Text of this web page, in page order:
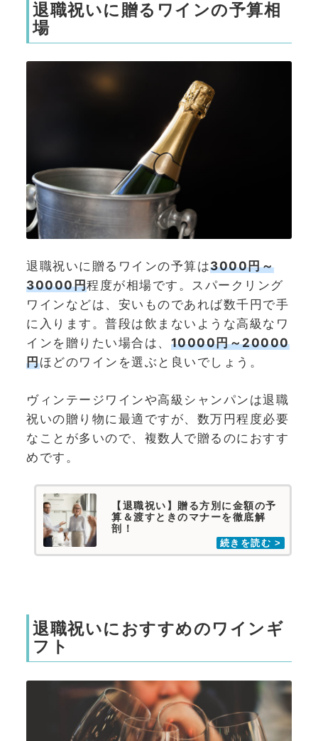
退職祝いに贈るワインの予算相
場
退職祝いに贈るワインの予算は3000円～
30000円程度が相場です。スパークリング
ワインなどは、安いものであれば数千円で手
に入ります。普段は飲まないような高級なワ
インを贈りたい場合は、 10000円～20000
円ほどのワインを選ぶと良いでしょう。
ヴィンテージワインや高級シャンパンは退職
祝いの贈り物に最適ですが、数万円程度必要
なことが多いので、複数人で贈るのにおすす
めです。
【退職祝い】贈る方別に金額の予
算＆渡すときのマナーを徹底解
剖！
退職祝いにおすすめのワインギ
フト